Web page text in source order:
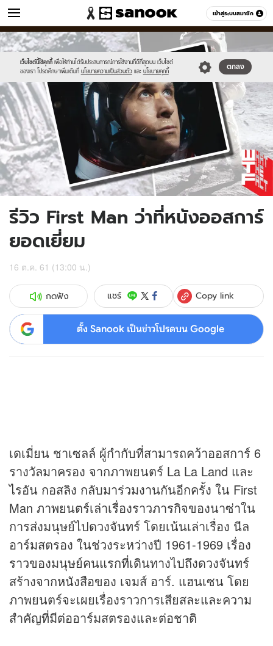
เข้าสู่ระบบสมาชิก
หนัง-ละคร หมวดอื่นๆ
เว็บไซต์นี้ใช้คุกกี้ เพื่อให้ท่านได้รับประสบการณ์การใช้งานที่ดีที่สุดบน เว็บไซต์
ของเรา โปรดศึกษาเพิ่มเติมที่ นโยบายความเป็นส่วนตัว และ นโยบายคุกกี้
ตกลง
Sanook
//s.isanook.com/sr/0/images/logo-
new-
sanook.png
600
60
//s.isanook.com/mv/0/ud/16/81661/81661-
thumbnail.jpg
รีวิว First Man ว่าที่หนังออสการ์
ยอดเยี่ยม
16 ต.ค. 61 (13:00 น.)
กดฟัง แชร์ Copy link
ตั้ง Sanook เป็นข่าวโปรดบน Google
เดเมี่ยน ชาเซลล์ ผู้กำกับที่สามารถคว้าออสการ์ 6
รางวัลมาครอง จากภาพยนตร์ La La Land และ
ไรอัน กอสลิง กลับมาร่วมงานกันอีกครั้ง ใน First
Man ภาพยนตร์เล่าเรื่องราวภารกิจของนาซ่าใน
การส่งมนุษย์ไปดวงจันทร์ โดยเน้นเล่าเรื่อง นีล
อาร์มสตรอง ในช่วงระหว่างปี 1961-1969 เรื่อง
ราวของมนุษย์คนแรกที่เดินทางไปถึงดวงจันทร์
สร้างจากหนังสือของ เจมส์ อาร์. แฮนเซน โดย
ภาพยนตร์จะเผยเรื่องราวการเสียสละและความ
สำคัญที่มีต่ออาร์มสตรองและต่อชาติ